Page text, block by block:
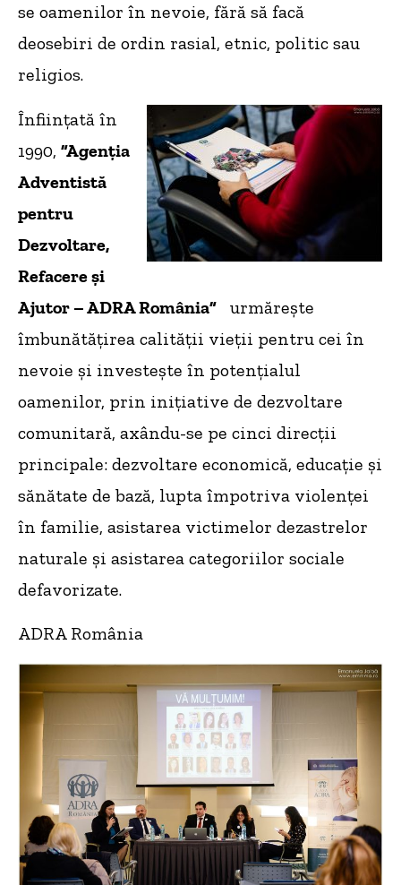
se oamenilor în nevoie, fără să facă
deosebiri de ordin rasial, etnic, politic sau
religios.
Înființată în
1990, ”Agenţia
Adventistă
pentru
Dezvoltare,
Refacere şi
Ajutor – ADRA România” urmăreşte
îmbunătăţirea calităţii vieţii pentru cei în
nevoie şi investeşte în potenţialul
oamenilor, prin iniţiative de dezvoltare
comunitară, axându-se pe cinci direcţii
principale: dezvoltare economică, educaţie și
sănătate de bază, lupta împotriva violenței
în familie, asistarea victimelor dezastrelor
naturale şi asistarea categoriilor sociale
defavorizate.
ADRA România